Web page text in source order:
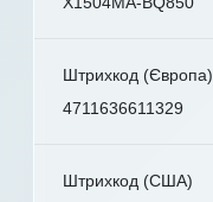
Штрихкод (Європа)
4711636611329
Штрихкод (США)